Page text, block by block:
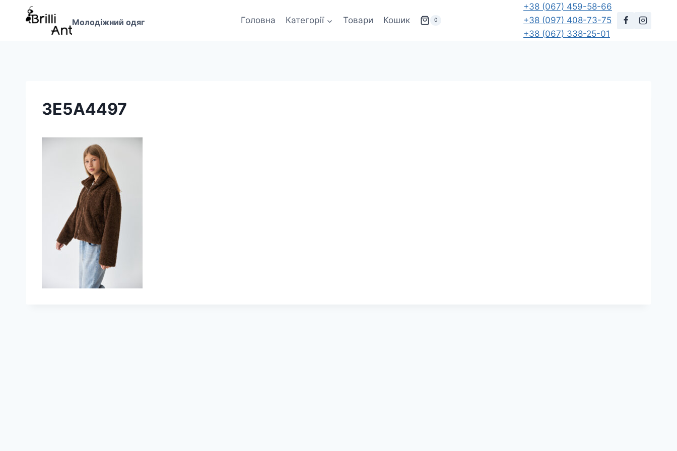
Перейти
Молодіжний одяг Головна Категорії Товари Кошик 0
+38 (067) 459-58-66
+38 (097) 408-73-75
+38 (067) 338-25-01
3E5A4497